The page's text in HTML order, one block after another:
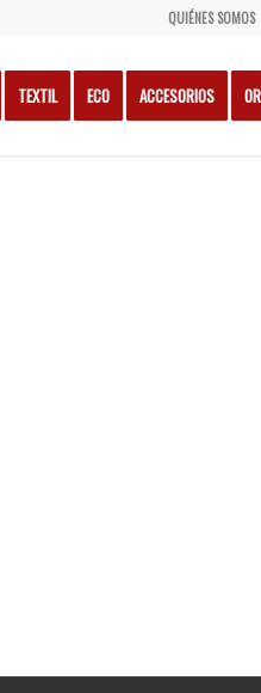
QUIÉNES SOMOS
TEXTIL ECO ACCESORIOS